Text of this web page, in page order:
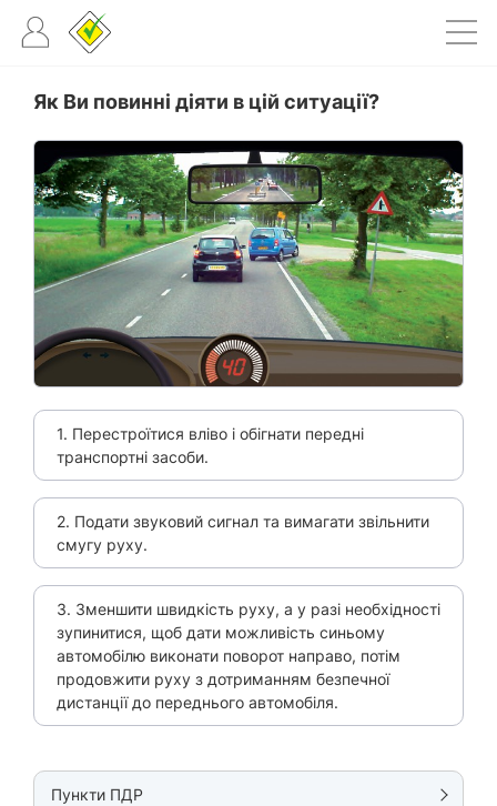
Як Ви повинні діяти в цій ситуації?
1. Перестроїтися вліво і обігнати передні
транспортні засоби.
2. Подати звуковий сигнал та вимагати звільнити
смугу руху.
3. Зменшити швидкість руху, а у разі необхідності
зупинитися, щоб дати можливість синьому
автомобілю виконати поворот направо, потім
продовжити руху з дотриманням безпечної
дистанції до переднього автомобіля.
Пункти ПДР